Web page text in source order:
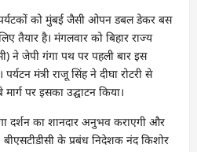
को मुंबई जैसी ओपन डबल डेकर बस
तैयार है। मंगलवार को बिहार राज्य
ने जेपी गंगा पथ पर पहली बार इस
मंत्री राजू सिंह ने दीघा रोटरी से
पर इसका उद्घाटन किया।
दर्शन का शानदार अनुभव कराएगी और
बीएसटीडीसी के प्रबंध निदेशक नंद किशोर